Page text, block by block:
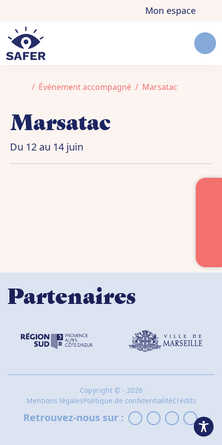
Mon espace
Accueil
Événement accompagné Marsatac
Marsatac
Du 12 au 14 juin
Partenaires
Copyright © - 2026
Mentions légalesPolitique de confidentialitéCrédits
Retrouvez-nous sur :